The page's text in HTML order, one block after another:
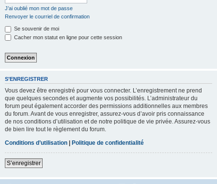
J’ai oublié mon mot de passe
Renvoyer le courriel de confirmation
Se souvenir de moi
Cacher mon statut en ligne pour cette session
S’ENREGISTRER
Vous devez être enregistré pour vous connecter. L’enregistrement ne prend
que quelques secondes et augmente vos possibilités. L’administrateur du
forum peut également accorder des permissions additionnelles aux membres
du forum. Avant de vous enregistrer, assurez-vous d’avoir pris connaissance
de nos conditions d’utilisation et de notre politique de vie privée. Assurez-vous
de bien lire tout le règlement du forum.
Conditions d’utilisation | Politique de confidentialité
S’enregistrer